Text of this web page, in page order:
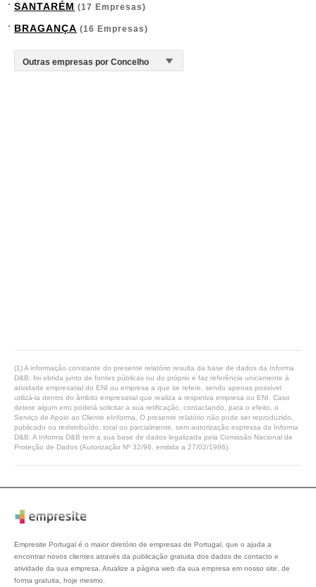
SANTARÉM (17 Empresas)
BRAGANÇA (16 Empresas)
(1) A informação constante do presente relatório resulta da base de dados da Informa
D&B, foi obtida junto de fontes públicas ou do próprio e faz referência unicamente à
atividade empresarial do ENI ou empresa a que se refere, sendo apenas possível
utilizá-la dentro do âmbito empresarial que realiza a respetiva empresa ou ENI. Caso
detete algum erro poderá solicitar a sua retificação, contactando, para o efeito, o
Serviço de Apoio ao Cliente eInforma. O presente relatório não pode ser reproduzido,
publicado ou redistribuído, total ou parcialmente, sem autorização expressa da Informa
D&B. A Informa D&B tem a sua base de dados legalizada pela Comissão Nacional de
Proteção de Dados (Autorização Nº 32/96, emitida a 27/02/1996).
Empresite Portugal é o maior diretório de empresas de Portugal, que o ajuda a
encontrar novos clientes através da publicação gratuita dos dados de contacto e
atividade da sua empresa. Atualize a página web da sua empresa em nosso site, de
forma gratuita, hoje mesmo.